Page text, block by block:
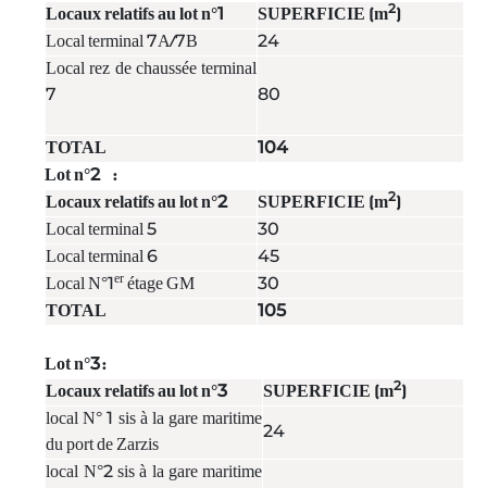
Locaux relatifs au lot n°1
SUPERFICIE (m2)
Local terminal 7A/7B
24
Local rez de chaussée terminal
7
80
TOTAL
104
Lot n°2 :
Locaux relatifs au lot n°2
SUPERFICIE (m2)
Local terminal 5
30
Local terminal 6
45
Local N°1er étage GM
30
TOTAL
105
Lot n°3:
Locaux relatifs au lot n°3
SUPERFICIE (m2)
local N° 1 sis à la gare maritime
du port de Zarzis
24
local N°2 sis à la gare maritime